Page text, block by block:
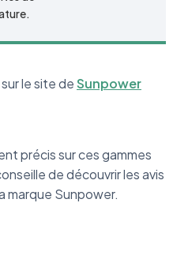
le site deSunpower
précis sur ces gammes
de découvrir les avis
marque Sunpower.